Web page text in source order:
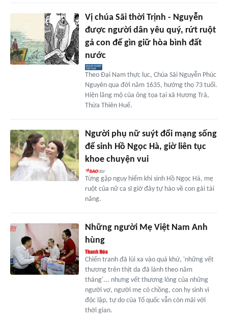
Vị chúa Sãi thời Trịnh - Nguyễn
được người dân yêu quý, rứt ruột
gả con để gìn giữ hòa bình đất
nước
Theo Đại Nam thực lục, Chúa Sãi Nguyễn Phúc
Nguyên qua đời năm 1635, hưởng thọ 73 tuổi.
Hiện lăng mộ của ông tọa tại xã Hương Trà,
Thừa Thiên Huế.
Người phụ nữ suýt đổi mạng sống
để sinh Hồ Ngọc Hà, giờ liên tục
khoe chuyện vui
Từng gặp nguy hiểm khi sinh Hồ Ngọc Hà, mẹ
ruột của nữ ca sĩ giờ đây tự hào về con gái tài
năng.
Những người Mẹ Việt Nam Anh
hùng
Chiến tranh đã lùi xa vào quá khứ, 'những vết
thương trên thịt da đã lành theo năm
tháng'... nhưng vết thương lòng của những
người vợ, người mẹ có chồng, con hy sinh vì
độc lập, tự do của Tổ quốc vẫn còn mãi với
thời gian.